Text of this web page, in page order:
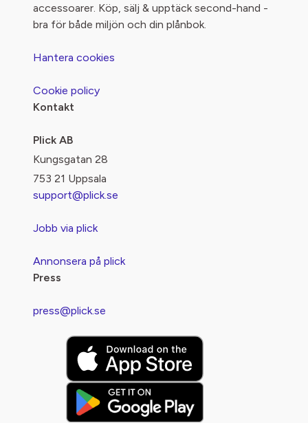
accessoarer. Köp, sälj & upptäck second-hand -
bra för både miljön och din plånbok.
Hantera cookies
Cookie policy
Kontakt
Plick AB
Kungsgatan 28
753 21 Uppsala
support@plick.se
Jobb via plick
Annonsera på plick
Press
press@plick.se